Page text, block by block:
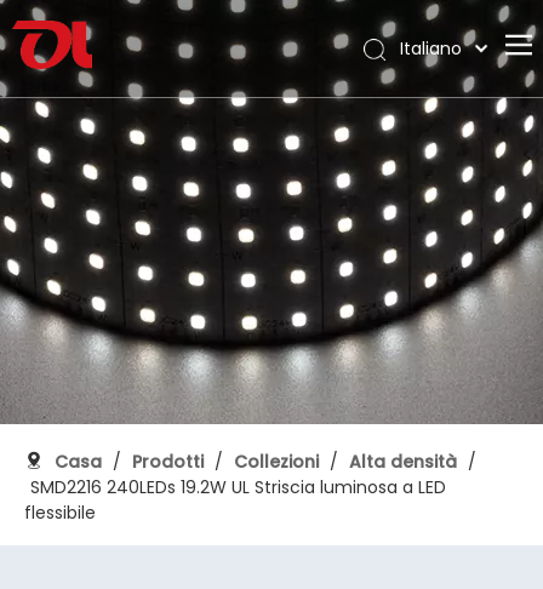
Casa
Chi siamo
Prodotti
Applicazione
Supporto
Scarica
Blog
Contatto
Italiano
العربية
Français
Pусский
Español
Português
Deutsch
日本語
한국어
Nederlands
Casa / Prodotti / Collezioni / Alta densità /
SMD2216 240LEDs 19.2W UL Striscia luminosa a LED
flessibile